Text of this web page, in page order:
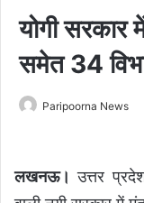
योगी सरकार
समेत 34
Paripoorna News
लखनऊ।उत्तर